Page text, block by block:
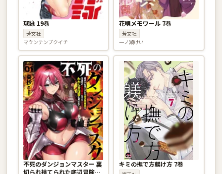
球詠 19巻
芳文社
マウンテンプクイチ
花唄メモワール 7巻
芳文社
一ノ瀬けい
不死のダンジョンマスター 裏
切られ捨てられた底辺冒険者
キミの撫で方躾け方 7巻